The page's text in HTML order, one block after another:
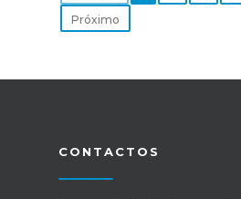
Próximo
CONTACTOS